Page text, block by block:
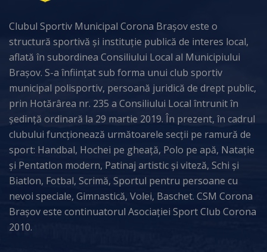
Clubul Sportiv Municipal Corona Brașov este o
structură sportivă și instituție publică de interes local,
aflată în subordinea Consiliului Local al Municipiului
Brașov. S-a înființat sub forma unui club sportiv
municipal polisportiv, persoană juridică de drept public,
prin Hotărârea nr. 235 a Consiliului Local întrunit în
ședință ordinară la 29 martie 2019. În prezent, în cadrul
clubului funcționează următoarele secții pe ramură de
sport: Handbal, Hochei pe gheață, Polo pe apă, Natație
și Pentatlon modern, Patinaj artistic și viteză, Schi și
Biatlon, Fotbal, Scrimă, Sportul pentru persoane cu
nevoi speciale, Gimnastică, Volei, Baschet. CSM Corona
Brașov este continuatorul Asociației Sport Club Corona
2010.